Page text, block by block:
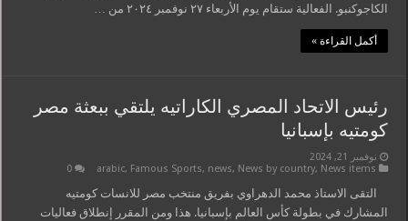
الكاجوكنبو. الفعالية ستقام يوم الأربعاء ٢٧ نوفمبر ٢٠٢٤ من …
أكمل القراءة »
رئيس الاتحاد المصري الكاراتيه يلتقي ببعثة مصر
كومتيه بإسبانيا
نوفمبر 21, 2024
arabic, Famous Sports, news, News by country, News items
0
التقى الاستاذ محمد الدهراوي بفريق منتخب مصر للانسات كومتيه
المشارك في بطولة كأس العالم بإسبانيا. هذا ومن المقرر إنطلاق فعاليات